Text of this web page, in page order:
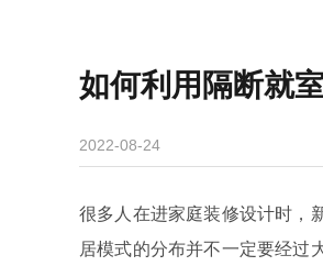
如何利用隔断就
2022-08-24
很多人在进家庭装修设计时，
居模式的分布并不一定要经过